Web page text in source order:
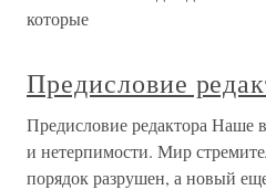
которые
Предисловие
Предисловие редактора Наше
и нетерпимости. Мир
порядок разрушен, а новый